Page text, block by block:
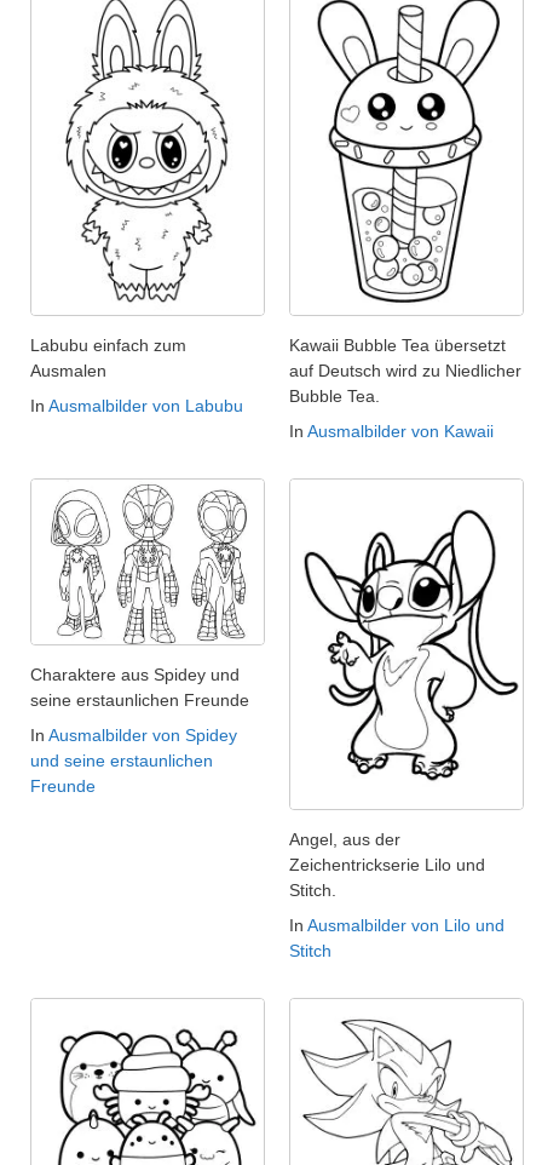
Labubu einfach zum
Ausmalen
In Ausmalbilder von Labubu
Kawaii Bubble Tea übersetzt
auf Deutsch wird zu Niedlicher
Bubble Tea.
In Ausmalbilder von Kawaii
Charaktere aus Spidey und
seine erstaunlichen Freunde
In Ausmalbilder von Spidey
und seine erstaunlichen
Freunde
Angel, aus der
Zeichentrickserie Lilo und
Stitch.
In Ausmalbilder von Lilo und
Stitch